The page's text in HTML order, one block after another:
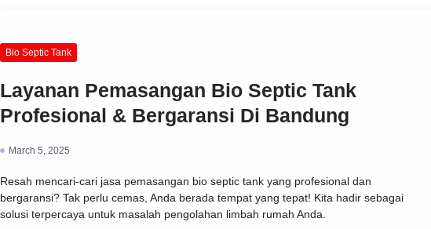
Bio Septic Tank
Layanan Pemasangan Bio Septic Tank
Profesional & Bergaransi Di Bandung
March 5, 2025
Resah mencari-cari jasa pemasangan bio septic tank yang profesional dan
bergaransi? Tak perlu cemas, Anda berada tempat yang tepat! Kita hadir sebagai
solusi terpercaya untuk masalah pengolahan limbah rumah Anda.